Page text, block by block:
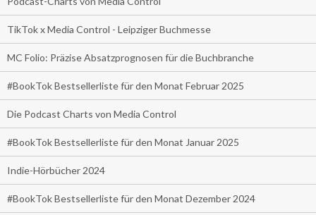
TikTok x Media Control - Leipziger Buchmesse
MC Folio: Präzise Absatzprognosen für die Buchbranche
#BookTok Bestsellerliste für den Monat Februar 2025
Die Podcast Charts von Media Control
#BookTok Bestsellerliste für den Monat Januar 2025
Indie-Hörbücher 2024
#BookTok Bestsellerliste für den Monat Dezember 2024